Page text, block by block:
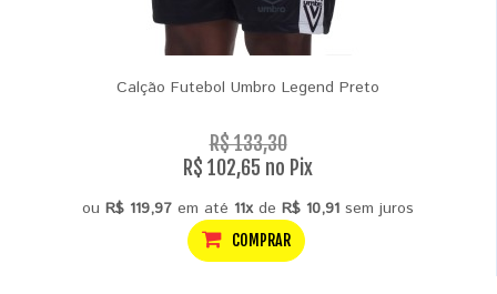
Calção Futebol Umbro Legend Preto
R$ 133,30
R$ 102,65 no Pix
ou R$ 119,97 em até 11xde R$ 10,91 sem juros
COMPRAR